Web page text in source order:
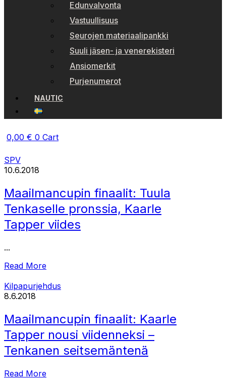
Edunvalvonta
Vastuullisuus
Seurojen materiaalipankki
Suuli jäsen- ja venerekisteri
Ansiomerkit
Purjenumerot
NAUTIC
0,00 € 0 Cart
SPV
10.6.2018
Maailmancupin finaalit: Tuula
Tenkaselle pronssia, Kaarle
Tapper viides
...
Read More
Kilpapurjehdus
8.6.2018
Maailmancupin finaalit: Kaarle
Tapper nousi viidenneksi –
Tenkanen seitsemäntenä
Read More